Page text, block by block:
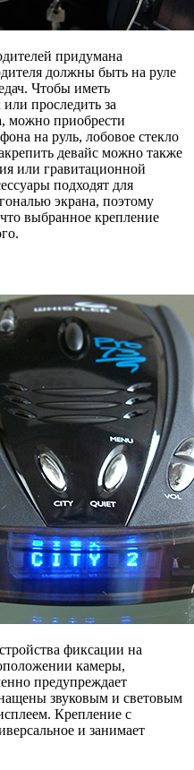
придумана
должны быть на руле
Чтобы иметь
проследить за
можно приобрести
на руль, лобовое стекло
девайс можно также
или гравитационной
подходят для
экрана, поэтому
выбранное крепление
фиксации на
камеры,
предупреждает
звуковым и световым
Крепление с
и занимает